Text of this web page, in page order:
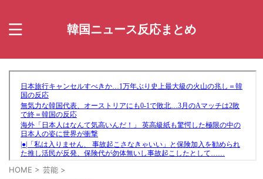
韓国ニュース反応まとめ
HOME > 芸能 >